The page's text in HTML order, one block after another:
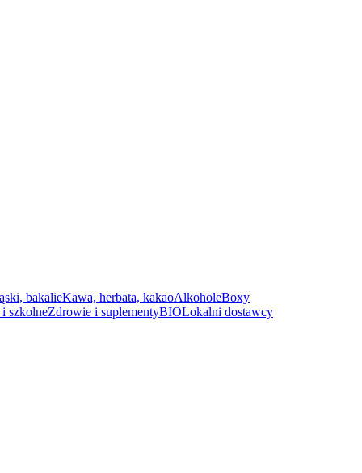
bakalieKawa, herbata, kakaoAlkoholeBoxy
szkolneZdrowie i suplementyBIOLokalni dostawcy